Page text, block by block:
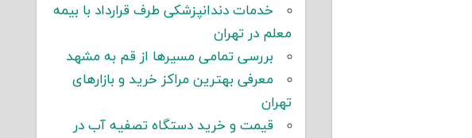
خدمات دندانپزشکی طرف قرارداد با بیمه
معلم در تهران
بررسی تمامی مسیرها از قم به مشهد
معرفی بهترین مراکز خرید و بازارهای
تهران
قیمت و خرید دستگاه تصفیه آب در